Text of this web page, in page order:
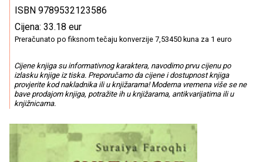
ISBN 9789532123586
Cijena: 33.18 eur
Preračunato po fiksnom tečaju konverzije 7,53450 kuna za 1 euro
Cijene knjiga su informativnog karaktera, navodimo prvu cijenu po
izlasku knjige iz tiska. Preporučamo da cijene i dostupnost knjiga
provjerite kod nakladnika ili u knjižarama! Moderna vremena više se ne
bave prodajom knjiga, potražite ih u knjižarama, antikvarijatima ili u
knjižnicama.